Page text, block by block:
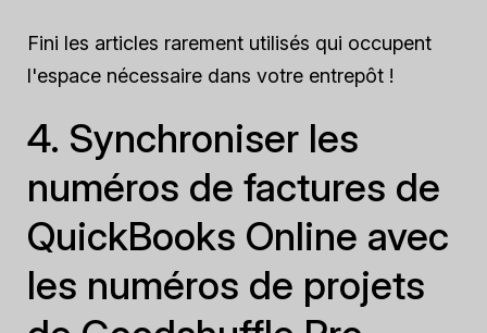
Fini les articles rarement utilisés qui occupent
l'espace nécessaire dans votre entrepôt !
4. Synchroniser les
numéros de factures de
QuickBooks Online avec
les numéros de projets